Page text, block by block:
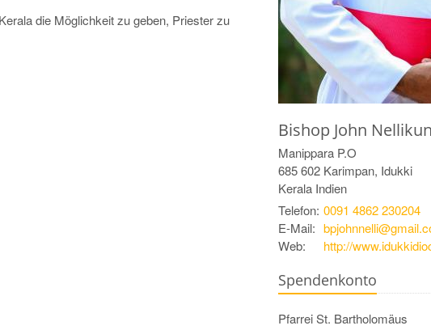
die Möglichkeit zu geben, Priester zu
Bishop John
Manippara P.O
685 602 Karimpan, Idukki
Kerala Indien
Telefon: 0091 4862 230204
E-Mail:
Web:
http://
Spendenkonto
Pfarrei St. Bartholomäus